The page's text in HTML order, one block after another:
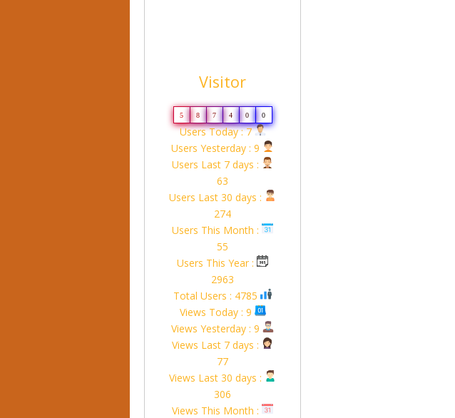
Visitor
0
0
4
7
8
5
Users Today : 7
Users Last 7 days :
63
Users Last 30 days :
274
Users This Month :
55
Users This Year :
2963
Views Last 7 days :
77
Views Last 30 days :
306
Views This Month :